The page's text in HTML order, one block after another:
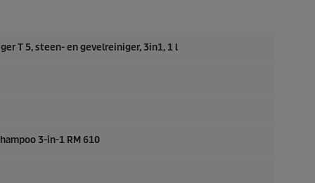
T 5, steen- en gevelreiniger, 3in1, 1 l
3-in-1 RM 610